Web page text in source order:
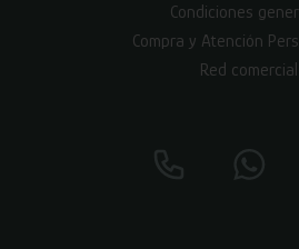
Condiciones
Compra y Atención
Red comercial